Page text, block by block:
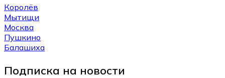
Королёв
Мытищи
Москва
Пушкино
Балашиха
Подписка на новости